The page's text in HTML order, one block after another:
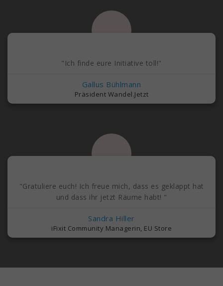
"Ich finde eure Initiative toll!"
Gallus Bühlmann
Präsident Wandel.Jetzt
"Gratuliere euch! Ich freue mich, dass es geklappt hat
und dass ihr jetzt Räume habt! "
Sandra Hiller
iFixit Community Managerin, EU Store